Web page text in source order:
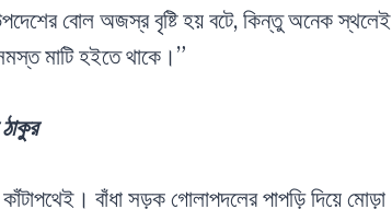
বোল অজস্র বৃষ্টি হয় বটে, কিন্তু অনেক স্থলেই
মাটি হইতে থাকে।”
বাঁধা সড়ক গোলাপদলের পাপড়ি দিয়ে মোড়া